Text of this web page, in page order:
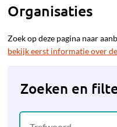
Organisaties
Zoek op deze pagina naar
bekijk eerst informatie over
Zoeken en